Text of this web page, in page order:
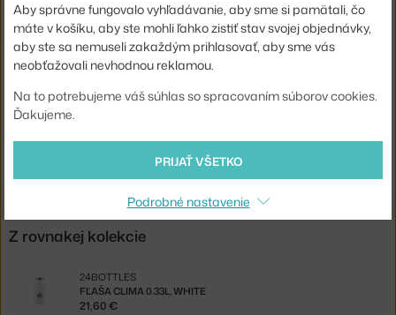
Hmotnosť:
0,27 kg
Farba:
biela, strieborná, tmavo hnedá
Materiál:
nerezová oceľ
Info k produktu: Odporúča sa umývanie v rukách.
8051513927201
Z rovnakej kolekcie
FĽAŠA CLIMA 0.33L, WHITE
24BOTTLES
21,60 €
Aby správne fungovalo vyhľadávanie, aby sme si pamätali, čo
máte v košíku, aby ste mohli ľahko zistiť stav svojej objednávky,
aby ste sa nemuseli zakaždým prihlasovať, aby sme vás
neobťažovali nevhodnou reklamou.
Na to potrebujeme váš súhlas so spracovaním súborov cookies.
Ďakujeme.
PRIJAŤ VŠETKO
Podrobné nastavenie